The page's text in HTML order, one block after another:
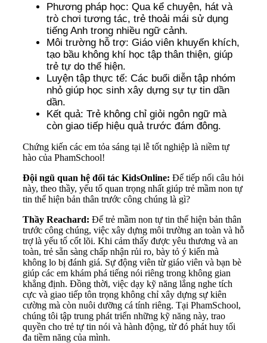
Phương pháp học: Qua kể chuyện, hát và
trò chơi tương tác, trẻ thoải mái sử dụng
tiếng Anh trong nhiều ngữ cảnh.
Môi trường hỗ trợ: Giáo viên khuyến khích,
tạo bầu không khí học tập thân thiện, giúp
trẻ tự do thể hiện.
Luyện tập thực tế: Các buổi diễn tập nhóm
nhỏ giúp học sinh xây dựng sự tự tin dần
dần.
Kết quả: Trẻ không chỉ giỏi ngôn ngữ mà
còn giao tiếp hiệu quả trước đám đông.
Chứng kiến các em tỏa sáng tại lễ tốt nghiệp là niềm tự
hào của PhamSchool!
Đội ngũ quan hệ đối tác KidsOnline: Để tiếp nối câu hỏi
này, theo thầy, yếu tố quan trọng nhất giúp trẻ mầm non tự
tin thể hiện bản thân trước công chúng là gì?
Thầy Reachard: Để trẻ mầm non tự tin thể hiện bản thân
trước công chúng, việc xây dựng môi trường an toàn và hỗ
trợ là yếu tố cốt lõi. Khi cảm thấy được yêu thương và an
toàn, trẻ sẵn sàng chấp nhận rủi ro, bày tỏ ý kiến mà
không lo bị đánh giá. Sự động viên từ giáo viên và bạn bè
giúp các em khám phá tiếng nói riêng trong không gian
khẳng định. Đồng thời, việc dạy kỹ năng lắng nghe tích
cực và giao tiếp tôn trọng không chỉ xây dựng sự kiên
cường mà còn nuôi dưỡng cá tính riêng. Tại PhamSchool,
chúng tôi tập trung phát triển những kỹ năng này, trao
quyền cho trẻ tự tin nói và hành động, từ đó phát huy tối
đa tiềm năng của mình.